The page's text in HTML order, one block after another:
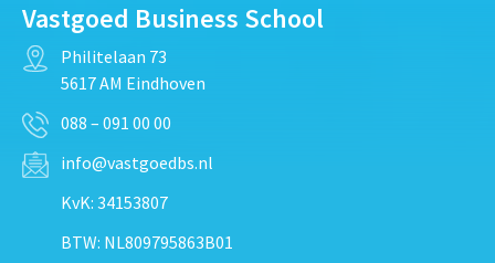
Vastgoed Business School
Philitelaan 73
5617 AM Eindhoven
088 – 091 00 00
info@vastgoedbs.nl
KvK: 34153807
BTW: NL809795863B01